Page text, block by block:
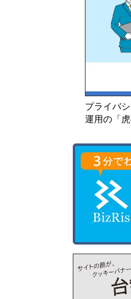
プライバ
運用の「虎